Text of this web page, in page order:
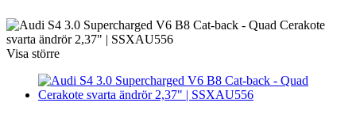
Visa större